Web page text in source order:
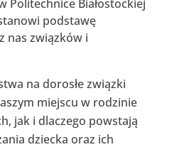
Politechnice Białostockiej
podstawę
nas związków i
na dorosłe związki
miejscu w rodzinie
jak i dlaczego powstają
dziecka oraz ich